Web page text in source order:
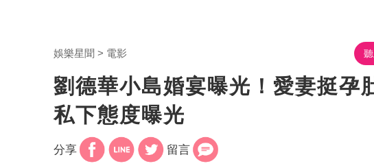
娛樂星聞 電影
劉德華小島婚宴曝光！愛妻挺孕
私下態度曝光
分享 留言